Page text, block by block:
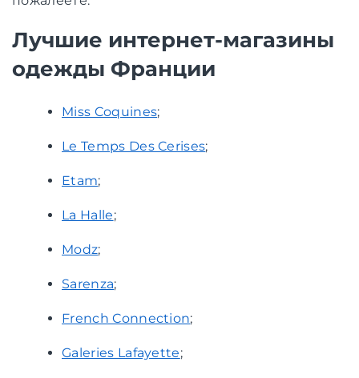
Лучшие интернет-магазины
одежды Франции
Miss Coquines;
Le Temps Des Cerises;
Etam;
La Halle;
Modz;
Sarenza;
French Connection;
Galeries Lafayette;